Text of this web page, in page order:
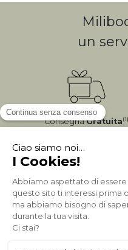
un
ConsegnaGratuita(1)